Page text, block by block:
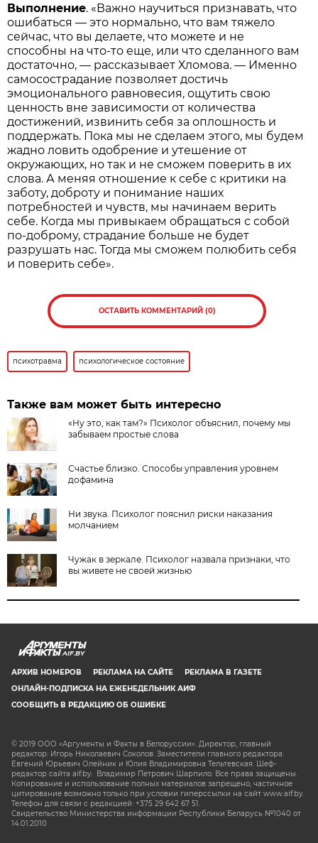
Выполнение. «Важно научиться признавать, что
ошибаться — это нормально, что вам тяжело
сейчас, что вы делаете, что можете и не
способны на что-то еще, или что сделанного вам
достаточно, — рассказывает Хломова. — Именно
самосострадание позволяет достичь
эмоционального равновесия, ощутить свою
ценность вне зависимости от количества
достижений, извинить себя за оплошность и
поддержать. Пока мы не сделаем этого, мы будем
жадно ловить одобрение и утешение от
окружающих, но так и не сможем поверить в их
слова. А меняя отношение к себе с критики на
заботу, доброту и понимание наших
потребностей и чувств, мы начинаем верить
себе. Когда мы привыкаем обращаться с собой
по-доброму, страдание больше не будет
разрушать нас. Тогда мы сможем полюбить себя
и поверить себе».
ОСТАВИТЬ КОММЕНТАРИЙ (0)
психотравма психологическое состояние
Также вам может быть интересно
«Ну это, как там?» Психолог объяснил, почему мы
забываем простые слова
Счастье близко. Способы управления уровнем
дофамина
Ни звука. Психолог пояснил риски наказания
молчанием
Чужак в зеркале. Психолог назвала признаки, что
вы живете не своей жизнью
AIF.BY
АРХИВ НОМЕРОВ РЕКЛАМА НА САЙТЕ
РЕКЛАМА В ГАЗЕТЕ
ОНЛАЙН-ПОДПИСКА НА ЕЖЕНЕДЕЛЬНИК АИФ
СООБЩИТЬ В РЕДАКЦИЮ ОБ ОШИБКЕ
© 2019 ООО «Аргументы и Факты в Белоруссии». Директор, главный
редактор: Игорь Николаевич Соколов. Заместители главного редактора:
Евгений Юрьевич Олейник и Юлия Владимировна Тельтевская. Шеф-
редактор сайта aif.by: Владимир Петрович Шарпило. Все права защищены.
Копирование и использование полных материалов запрещено, частичное
цитирование возможно только при условии гиперссылки на сайт www.aif.by.
Телефон для связи с редакцией: +375 29 642 67 51.
Свидетельство Министерства информации Республики Беларусь №1040 от
14.01.2010